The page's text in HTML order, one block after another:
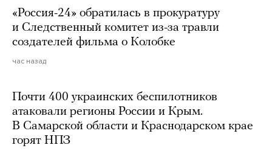
«Россия-24» обратилась в прокуратуру
и Следственный комитет из-за травли
создателей фильма о Колобке
час назад
Почти 400 украинских беспилотников
атаковали регионы России и Крым.
В Самарской области и Краснодарском крае
горят НПЗ